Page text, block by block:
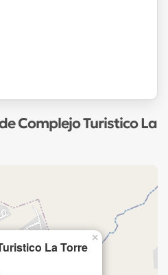
Complejo Turistico La
La Torre
×